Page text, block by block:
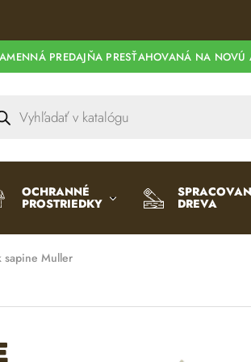
PREDAJŇA PRESŤAHOVANÁ NA NOVÚ
OCHRANNÉ
PROSTRIEDKY DREVA
sapine Muller